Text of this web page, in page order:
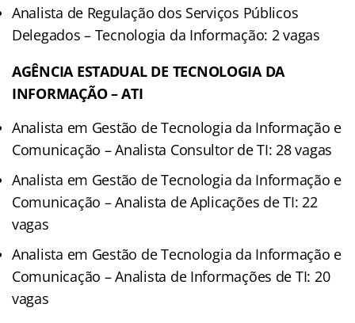
Analista de Regulação dos Serviços Públicos
Delegados – Tecnologia da Informação: 2 vagas
AGÊNCIA ESTADUAL DE TECNOLOGIA DA
INFORMAÇÃO – ATI
Analista em Gestão de Tecnologia da Informação e
Comunicação – Analista Consultor de TI: 28 vagas
Analista em Gestão de Tecnologia da Informação e
Comunicação – Analista de Aplicações de TI: 22
vagas
Analista em Gestão de Tecnologia da Informação e
Comunicação – Analista de Informações de TI: 20
vagas